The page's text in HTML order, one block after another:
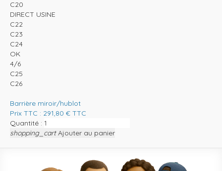
C20
DIRECT USINE
C22
C23
C24
OK
4/6
C25
C26
Barrière miroir/hublot
Prix TTC : 291,80 € TTC
Quantité :
shopping_cart Ajouter au panier